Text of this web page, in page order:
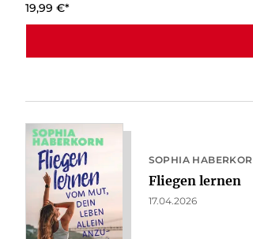
19,99 €*
SOPHIA
Fliegen lernen
17.04.2026